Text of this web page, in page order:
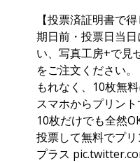
【投票済証明書で得
期日前・投票日当
い、写真工房+で見
をご注文ください。
もれなく、10枚無料
スマホからプリント
10枚だけでも全然
投票して無料でプ
プラス